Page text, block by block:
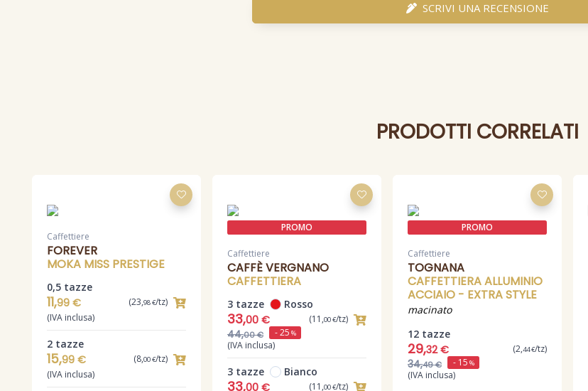
SCRIVI UNA RECENSIONE
PRODOTTI CORRELATI
Caffettiere
FOREVER
MOKA MISS PRESTIGE
0,5 tazze
11,99 € (23,98 €/tz)
(IVA inclusa)
2 tazze
15,99 € (8,00 €/tz)
(IVA inclusa)
PROMO
Caffettiere
CAFFÈ VERGNANO
CAFFETTIERA
3 tazze Rosso
33,00 €
44,00 € - 25 %
(11,00 €/tz)
(IVA inclusa)
3 tazze Bianco
33,00 €
(11,00 €/tz)
PROMO
Caffettiere
TOGNANA
CAFFETTIERA ALLUMINIO
ACCIAIO - EXTRA STYLE
macinato
12 tazze
29,32 €
34,49 € - 15 %
(2,44 €/tz)
(IVA inclusa)